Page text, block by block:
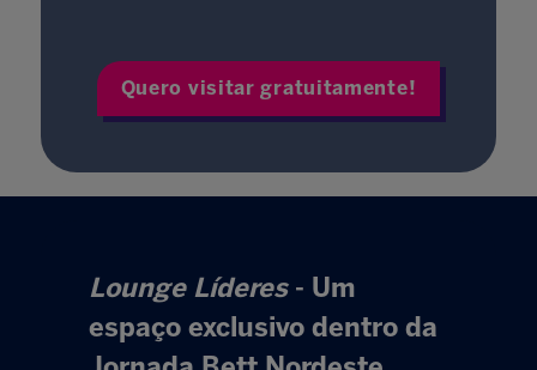
Quero visitar gratuitamente!
Lounge Líderes- Um
espaço exclusivo dentro da